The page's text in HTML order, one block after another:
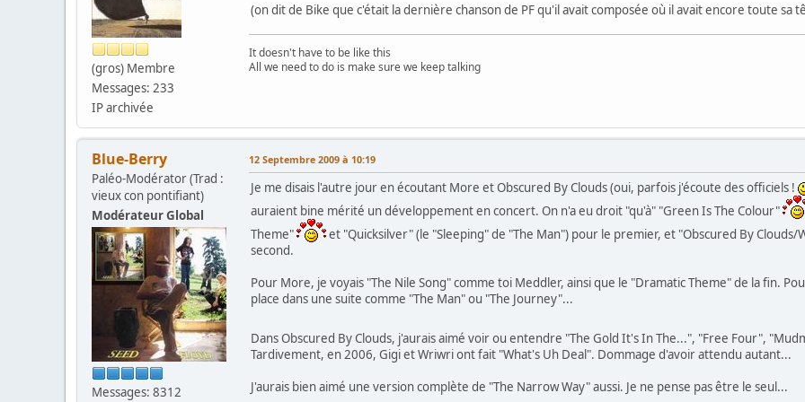
(gros) Membre
Messages: 233
IP archivée
(on dit de Bike que c'était la dernière chanson de PF qu'il avait composée où il avait encore toute sa
It doesn't have to be like this
All we need to do is make sure we keep talking
Blue-Berry
Paléo-Modérator (Trad :
vieux con pontifiant)
Modérateur Global
Messages: 8312
12 Septembre 2009 à 10:19
Je me disais l'autre jour en écoutant More et Obscured By Clouds (oui, parfois j'écoute des officiels !
auraient bine mérité un développement en concert. On n'a eu droit "qu'à" "Green Is The Colour"
Theme"
et "Quicksilver" (le "Sleeping" de "The Man") pour le premier, et "Obscured By
second.
Pour More, je voyais "The Nile Song" comme toi Meddler, ainsi que le "Dramatic Theme" de la fin.
place dans une suite comme "The Man" ou "The Journey"...
Dans Obscured By Clouds, j'aurais aimé voir ou entendre "The Gold It's In The...", "Free Four",
Tardivement, en 2006, Gigi et Wriwri ont fait "What's Uh Deal". Dommage d'avoir attendu autant...
J'aurais bien aimé une version complète de "The Narrow Way" aussi. Je ne pense pas être le seul...